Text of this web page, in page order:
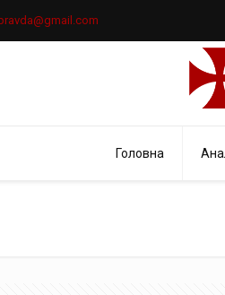
Головна